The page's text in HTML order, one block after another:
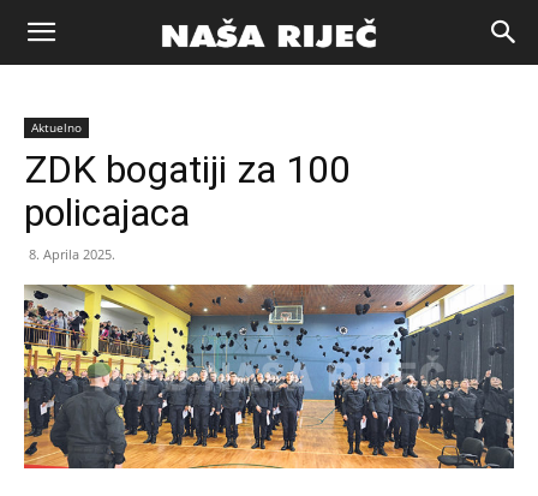
Naša
riječ
Zenica
Aktuelno
ZDK bogatiji za 100
policajaca
8. Aprila 2025.